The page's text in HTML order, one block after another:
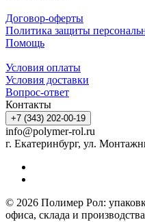
Договор-оферты
Политика защиты
Помощь
Условия оплаты
Условия доставки
Вопрос-ответ
Контакты
+7 (343) 202-00-19
info@polymer-rol.ru
г. Екатеринбург, ул.
© 2026 Полимер Рол:
офиса, склада и производства